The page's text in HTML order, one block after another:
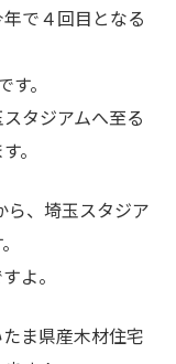
で４回目となる
。
タジアムへ至る
。
ら、埼玉スタジア
よ。
ま県産木材住宅